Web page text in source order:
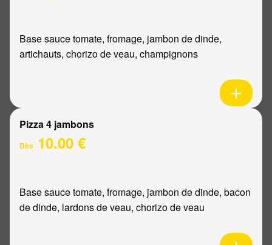
Base sauce tomate, fromage, jambon de dinde,
artichauts, chorizo de veau, champignons
Pizza 4 jambons
Dès 10.00 €
Base sauce tomate, fromage, jambon de dinde, bacon
de dinde, lardons de veau, chorizo de veau